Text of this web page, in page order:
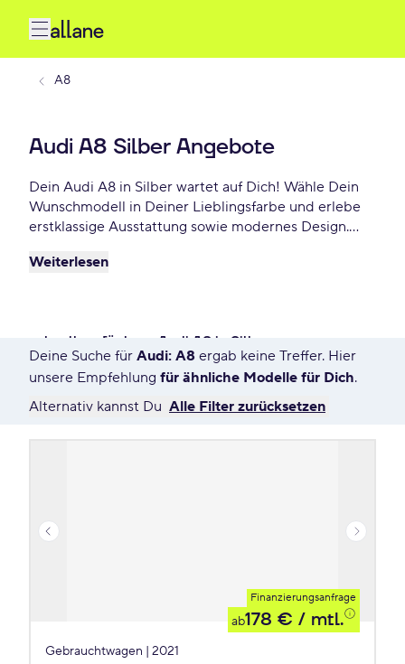
A8
Audi A8 Silber Angebote
Dein Audi A8 in Silber wartet auf Dich! Wähle Dein
Wunschmodell in Deiner Lieblingsfarbe und erlebe
erstklassige Ausstattung sowie modernes Design.
Finanzierungsoptionen und fahre Dein Audi A8 Silber
Weiterlesen
schnell verfügbare Audi A8 in Silber
1 Angebot für Deine Suche
Deine Suche für Audi: A8 ergab keine Treffer. Hier
unsere Empfehlung für ähnliche Modelle für Dich.
Alternativ kannst Du Alle Filter zurücksetzen
Finanzierungsanfrage
ab178 € / mtl.
Gebrauchtwagen | 2021